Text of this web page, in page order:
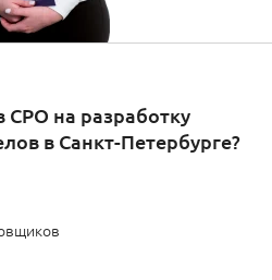
СРО на разработку
в Санкт-Петербурге?